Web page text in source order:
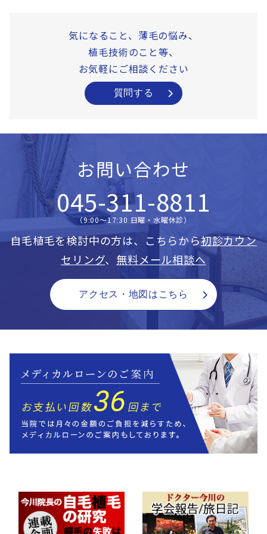
気になること、薄毛の悩み、
植毛技術のこと等、
お気軽にご相談ください
質問する
お問い合わせ
045-311-8811
（9:00〜17:30 日曜・水曜休診）
自毛植毛を検討中の方は、こちらから初診カウン
セリング、 無料メール相談へ
アクセス・地図はこちら